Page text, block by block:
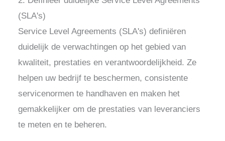
(SLA's)
Service Level Agreements (SLA's) definiëren
duidelijk de verwachtingen op het gebied van
kwaliteit, prestaties en verantwoordelijkheid. Ze
helpen uw bedrijf te beschermen, consistente
servicenormen te handhaven en maken het
gemakkelijker om de prestaties van leveranciers
te meten en te beheren.